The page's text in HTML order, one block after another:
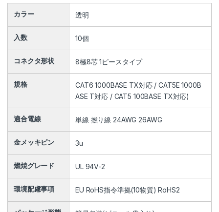
カラー 透明
入数 10個
コネクタ形状 8極8芯 1ピースタイプ
規格
CAT6 1000BASE TX対応 / CAT5E 1000B
ASE T対応 / CAT5 100BASE TX対応)
適合電線 単線 撚り線 24AWG 26AWG
金メッキピン 3u
燃焼グレード UL 94V-2
環境配慮事項 EU RoHS指令準拠(10物質) RoHS2